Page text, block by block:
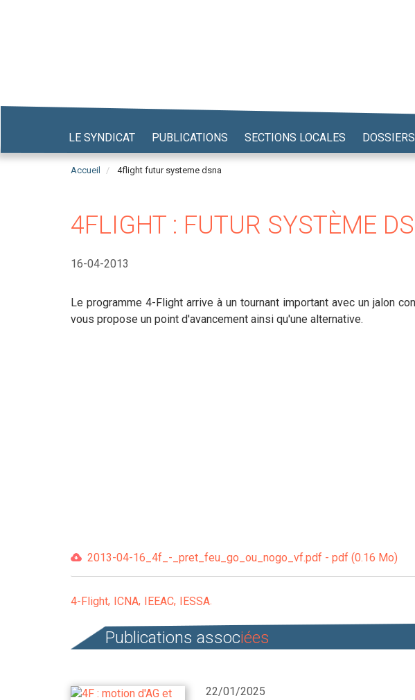
LE SYNDICAT PUBLICATIONS SECTIONS LOCALES DOSSIERS
Accueil 4flight futur systeme dsna
4FLIGHT : FUTUR SYSTÈME
16-04-2013
Le programme 4-Flight arrive à un tournant important avec un jalon
vous propose un point d'avancement ainsi qu'une alternative.
2013-04-16_4f_-_pret_feu_go_ou_nogo_vf.pdf - pdf (0.16 Mo)
4-Flight ICNA IEEAC IESSA
Publications associées
22/01/2025